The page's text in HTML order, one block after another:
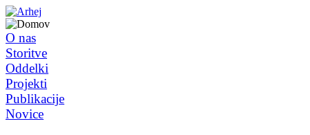
O nas
Storitve
Oddelki
Projekti
Publikacije
Novice